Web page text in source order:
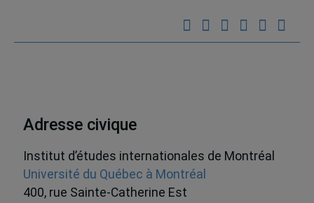
Adresse civique
Institut d’études internationales de Montréal
Université du Québec à Montréal
400, rue Sainte-Catherine Est